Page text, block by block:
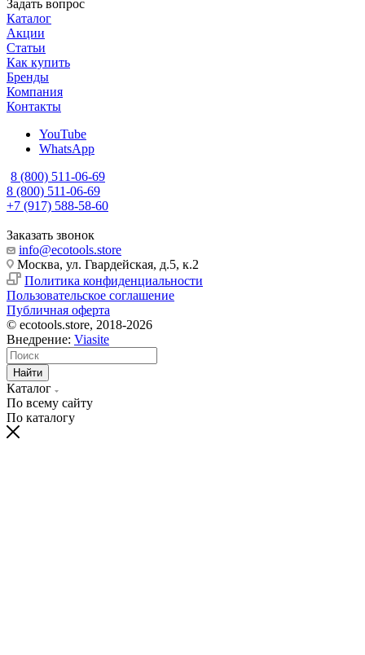
Задать вопрос
Каталог
Акции
Статьи
Как купить
Бренды
Компания
Контакты
YouTube
WhatsApp
8 (800) 511-06-69
8 (800) 511-06-69
+7 (917) 588-58-60
Заказать звонок
info@ecotools.store
Москва, ул. Гвардейская, д.5, к.2
Политика конфиденциальности
Пользовательское соглашение
Публичная оферта
© ecotools.store, 2018-2026
Внедрение: Viasite
Найти
Каталог
По всему сайту
По каталогу